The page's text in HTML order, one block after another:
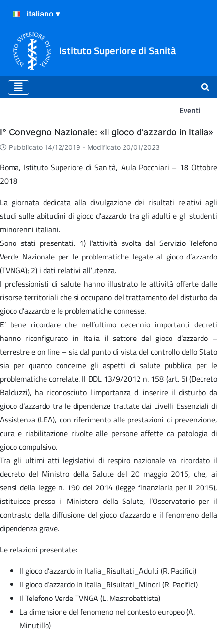
Istituto Superiore di Sanità
Eventi
Eventi
I° Convegno Nazionale: «Il gioco d’azzardo in Italia»
Pubblicato 14/12/2019 - Modificato 20/01/2023
Roma, Istituto Superiore di Sanità, Aula Pocchiari – 18 Ottobre
2018
La giornata dedicata alla divulgazione dei risultati relativi agli
studi sulle abitudini di gioco d’azzardo tra gli adulti e gli studenti
minorenni italiani.
Sono stati presentati: 1) l’attività svolta dal Servizio Telefono
Verde Nazionale per le problematiche legate al gioco d’azzardo
(TVNGA); 2) i dati relativi all’utenza.
I professionisti di salute hanno illustrato le attività offerte dalle
risorse territoriali che si occupano del trattamento del disturbo da
gioco d’azzardo e le problematiche connesse.
E’ bene ricordare che nell’ultimo decennio importanti decreti
hanno riconfigurato in Italia il settore del gioco d’azzardo –
terrestre e on line – sia dal punto di vista del controllo dello Stato
sia per quanto concerne gli aspetti di salute pubblica per le
problematiche correlate. Il DDL 13/9/2012 n. 158 (art. 5) (Decreto
Balduzzi), ha riconosciuto l’importanza di inserire il disturbo da
gioco d’azzardo tra le dipendenze trattate dai Livelli Essenziali di
Assistenza (LEA), con riferimento alle prestazioni di prevenzione,
cura e riabilitazione rivolte alle persone affette da patologia di
gioco compulsivo.
Tra gli ultimi atti legislativi di respiro nazionale va ricordato il
decreto del Ministro della Salute del 20 maggio 2015, che, ai
sensi della legge n. 190 del 2014 (legge finanziaria per il 2015),
istituisce presso il Ministero della Salute, l’Osservatorio per il
contrasto della diffusione del gioco d’azzardo e il fenomeno della
dipendenza grave.
Le relazioni presentate:
Il gioco d’azzardo in Italia_Risultati_Adulti (R. Pacifici)
Il gioco d’azzardo in Italia_Risultati_Minori (R. Pacifici)
Il Telefono Verde TVNGA (L. Mastrobattista)
La dimensione del fenomeno nel contesto europeo (A.
Minutillo)